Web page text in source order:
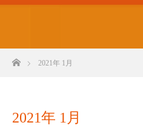
ホーム2021年 1月
2021年 1月